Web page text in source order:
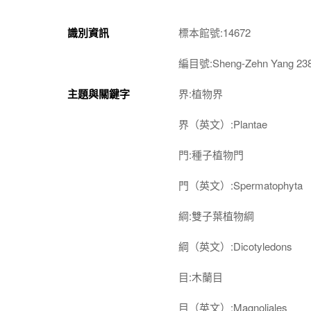
識別資訊 標本館號:14672
編目號:Sheng-Zehn Yang
主題與關鍵字 界:植物界
界（英文）:Plantae
門:種子植物門
門（英文）:Spermatophyta
綱:雙子葉植物綱
綱（英文）:Dicotyledons
目:木蘭目
目（英文）:Magnoliales